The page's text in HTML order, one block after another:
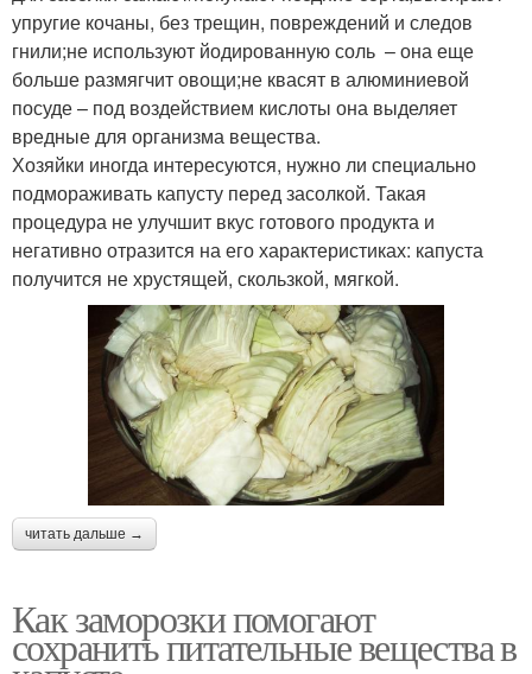
упругие кочаны, без трещин, повреждений и следов
гнили;не используют йодированную соль – она еще
больше размягчит овощи;не квасят в алюминиевой
посуде – под воздействием кислоты она выделяет
вредные для организма вещества.
Хозяйки иногда интересуются, нужно ли специально
подмораживать капусту перед засолкой. Такая
процедура не улучшит вкус готового продукта и
негативно отразится на его характеристиках: капуста
получится не хрустящей, скользкой, мягкой.
читать дальше →
Как заморозки помогают
сохранить питательные вещества в